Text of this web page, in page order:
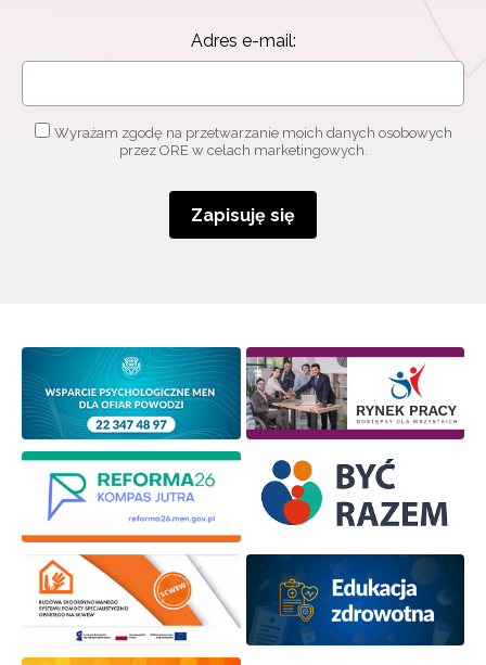
Adres e-mail:
Wyrażam zgodę na przetwarzanie moich danych osobowych
przez ORE w celach marketingowych.
Zapisuję się